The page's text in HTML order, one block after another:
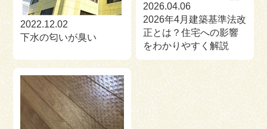
2022.12.02
下水の匂いが臭い
2026.04.06
2026年4月建築基準法改
正とは？住宅への影響
をわかりやすく解説